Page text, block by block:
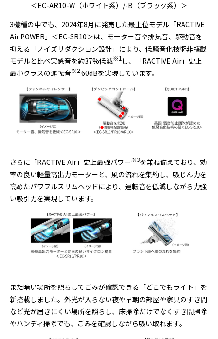
＜EC-AR10-W（ホワイト系）/-B（ブラック系）＞
3機種の中でも、2024年8月に発売した最上位モデル「RACTIVE
Air POWER」＜EC-SR10＞は、モーター音や排気音、駆動音を
抑える「ノイズリダクション設計」により、低騒音化技術非搭載
モデルと比べ実感音を約37%低減※1し、「RACTIVE Air」史上
最小クラスの運転音※260dBを実現しています。
さらに「RACTIVE Air」史上最強パワー※3を兼ね備えており、効
率の良い軽量高出力モーターと、風の流れを集約し、吸じん力を
高めたパワフルスリムヘッドにより、運転音を低減しながら力強
い吸引力を実現しています。
また暗い場所を照らしてごみが確認できる「どこでもライト」を
新搭載しました。外光が入らない夜や早朝の部屋や家具のすき間
など光が届きにくい場所を照らし、床掃除だけでなくすき間掃除
やハンディ掃除でも、ごみを確認しながら吸い取れます。